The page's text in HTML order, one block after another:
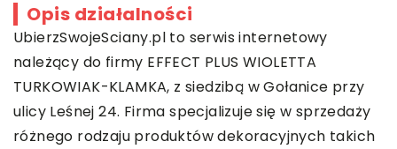
Opis działalności
UbierzSwojeSciany.pl to serwis internetowy
należący do firmy EFFECT PLUS WIOLETTA
TURKOWIAK-KLAMKA, z siedzibą w Gołanice przy
ulicy Leśnej 24. Firma specjalizuje się w sprzedaży
różnego rodzaju produktów dekoracyjnych takich